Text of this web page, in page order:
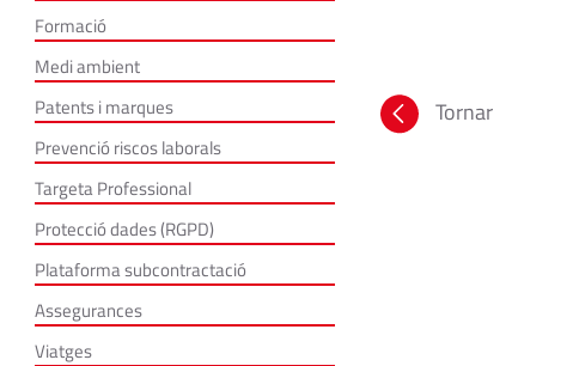
Formació
Medi ambient
Patents i marques
Prevenció riscos laborals
Targeta Professional
Protecció dades (RGPD)
Plataforma subcontractació
Assegurances
Viatges
Tornar